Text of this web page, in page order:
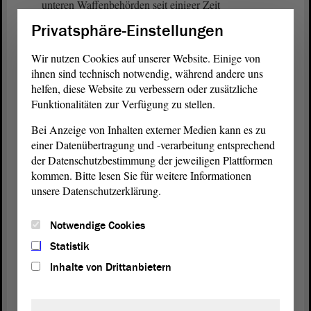
unteren Waffenbehörden seit einiger Zeit
endlich so ausgestattet werden, dass sie arbeitsfähig
sind. Wenn wir hierbei nicht bald eine erhebliche
Verbesserung erreichen, dann müssen wir uns auch
über strukturelle Reformen Gedanken machen. Die
Landesregierungkann sich hierbei nicht aus der
Verantwortung, auf eine wirksame Behördenarbeit
zu drängen.
Das Waffenrecht bleibt eine schwierige gesetzliche
Anwenderin nicht einfach macht. Eine
dieLandesregierung
Bundes sich für eine Überprüfung des Waffenrechts
Privatsphäre-Einstellungen
Wir nutzen Cookies auf unserer Website. Einige von
ihnen sind technisch notwendig, während andere uns
helfen, diese Website zu verbessern oder zusätzliche
Funktionalitäten zur Verfügung zu stellen.
Bei Anzeige von Inhalten externer Medien kann es zu
einer Datenübertragung und -verarbeitung entsprechend
der Datenschutzbestimmung der jeweiligen Plattformen
kommen. Bitte lesen Sie für weitere Informationen
unsere Datenschutzerklärung.
Notwendige Cookies
Statistik
Inhalte von Drittanbietern